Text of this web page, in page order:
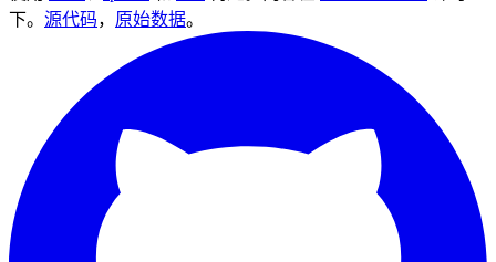
下。 源代码， 原始数据。